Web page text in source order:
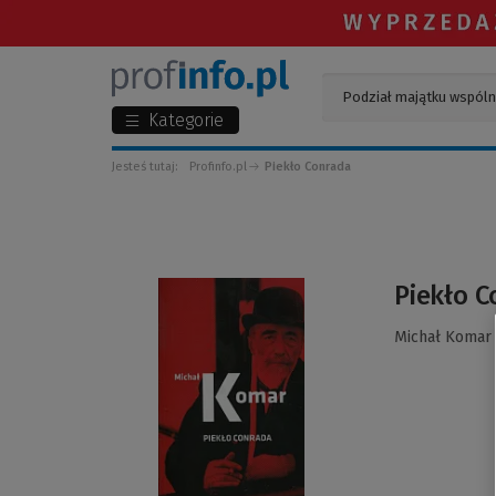
Kategorie
Jesteś tutaj: Profinfo.pl Piekło Conrada
strony)
Piekło
Michał Komar